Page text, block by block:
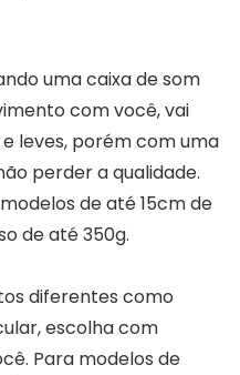
uma caixa de som
com você, vai
leves, porém com uma
perder a qualidade.
de até 15cm de
de até 350g.
diferentes como
escolha com
Para modelos de